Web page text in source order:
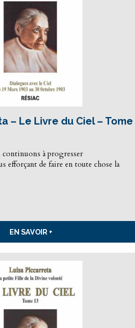
– Le Livre du Ciel – Tome
continuons à progresser
efforçant de faire en toute chose la
EN SAVOIR +